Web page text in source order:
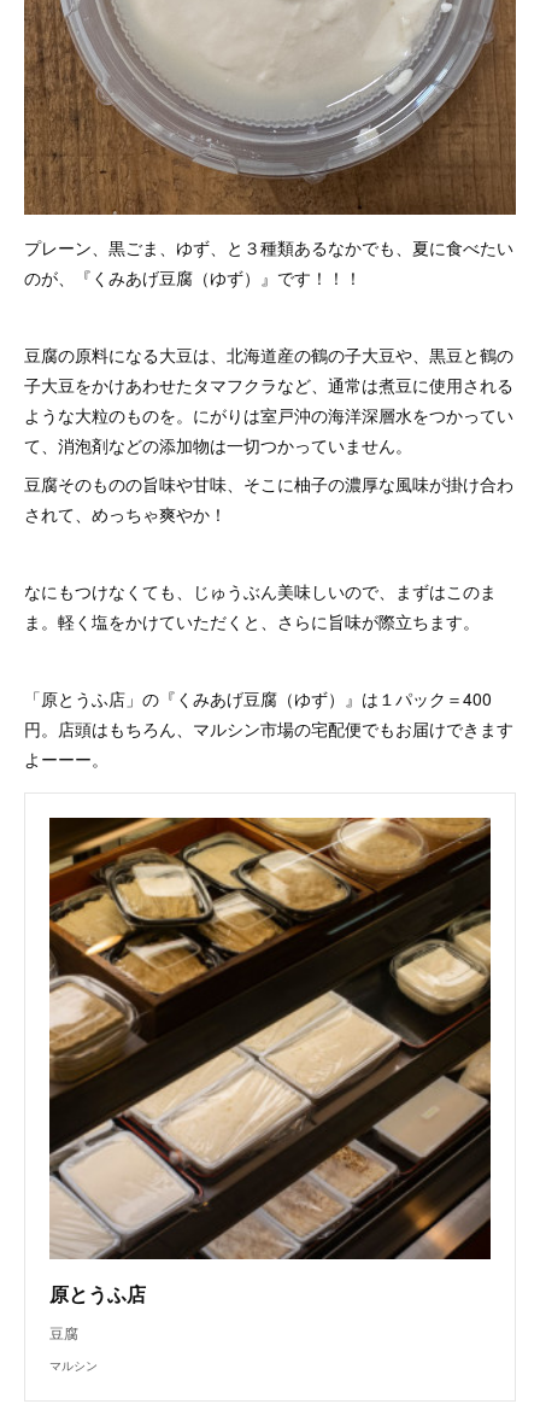
プレーン、黒ごま、ゆず、と３種類あるなかでも、夏に食べたい
のが、『くみあげ豆腐（ゆず）』です！！！
豆腐の原料になる大豆は、北海道産の鶴の子大豆や、黒豆と鶴の
子大豆をかけあわせたタマフクラなど、通常は煮豆に使用される
ような大粒のものを。にがりは室戸沖の海洋深層水をつかってい
て、消泡剤などの添加物は一切つかっていません。
豆腐そのものの旨味や甘味、そこに柚子の濃厚な風味が掛け合わ
されて、めっちゃ爽やか！
なにもつけなくても、じゅうぶん美味しいので、まずはこのま
ま。軽く塩をかけていただくと、さらに旨味が際立ちます。
「原とうふ店」の『くみあげ豆腐（ゆず）』は１パック＝400
円。店頭はもちろん、マルシン市場の宅配便でもお届けできます
よーーー。
原とうふ店
豆腐
マルシン